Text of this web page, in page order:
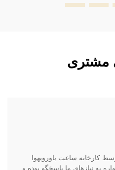
مشتری
کارخانه ساعت باورویهوا
به نیازهای ما پاسخگو بوده و